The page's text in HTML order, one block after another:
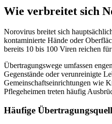
Wie verbreitet sich
Norovirus breitet sich
kontaminierte Hände oder
bereits 10 bis 100 Viren reichen
Übertragungswege umfassen
Gegenstände oder verunreinigte
Gemeinschaftseinrichtungen wie
Pflegeheimen treten häufig
Häufige